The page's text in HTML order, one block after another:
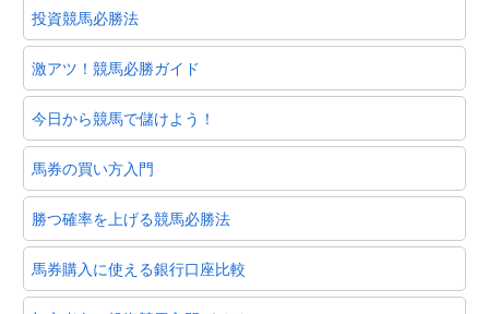
投資競馬必勝法
激アツ！競馬必勝ガイド
今日から競馬で儲けよう！
馬券の買い方入門
勝つ確率を上げる競馬必勝法
馬券購入に使える銀行口座比較